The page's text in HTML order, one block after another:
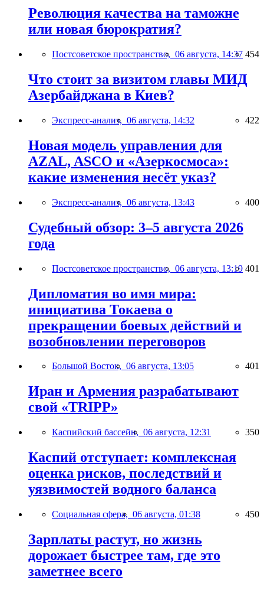
Революция качества на таможне
или новая бюрократия?
Постсоветское пространство, 06 августа, 14:37 454
Что стоит за визитом главы МИД
Азербайджана в Киев?
Экспресс-анализ, 06 августа, 14:32 422
Новая модель управления для
AZAL, ASCO и «Азеркосмоса»:
какие изменения несёт указ?
Экспресс-анализ, 06 августа, 13:43 400
Судебный обзор: 3–5 августа 2026
года
Постсоветское пространство, 06 августа, 13:19 401
Дипломатия во имя мира:
инициатива Токаева о
прекращении боевых действий и
возобновлении переговоров
Большой Восток, 06 августа, 13:05 401
Иран и Армения разрабатывают
свой «TRIPP»
Каспийский бассейн, 06 августа, 12:31 350
Каспий отступает: комплексная
оценка рисков, последствий и
уязвимостей водного баланса
Социальная сфера, 06 августа, 01:38 450
Зарплаты растут, но жизнь
дорожает быстрее там, где это
заметнее всего